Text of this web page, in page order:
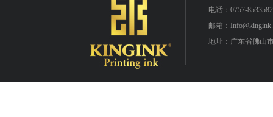
电话：0757-
邮箱：
地址：广东省佛山